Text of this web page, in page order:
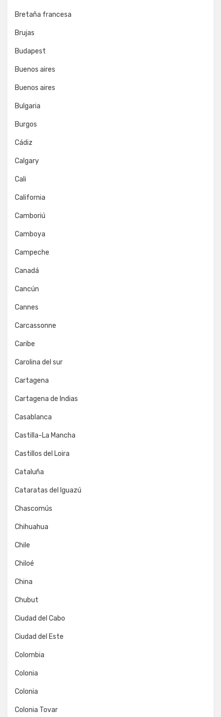
Bretaña francesa
Brujas
Budapest
Buenos aires
Buenos aires
Bulgaria
Burgos
Cádiz
Calgary
Cali
California
Camboriú
Camboya
Campeche
Canadá
Cancún
Cannes
Carcassonne
Caribe
Carolina del sur
Cartagena
Cartagena de Indias
Casablanca
Castilla-La Mancha
Castillos del Loira
Cataluña
Cataratas del Iguazú
Chascomús
Chihuahua
Chile
Chiloé
China
Chubut
Ciudad del Cabo
Ciudad del Este
Colombia
Colonia
Colonia
Colonia Tovar